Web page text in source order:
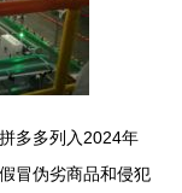
多多列入2024年
冒伪劣商品和侵犯